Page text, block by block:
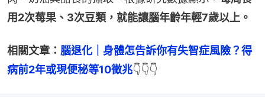
用2次莓果、3次豆類，就能讓腦年齡年輕7歲以上。
相關文章： 腦退化｜身體怎告訴你有失智症風險？得
病前2年或現便秘等10徵兆👇👇👇